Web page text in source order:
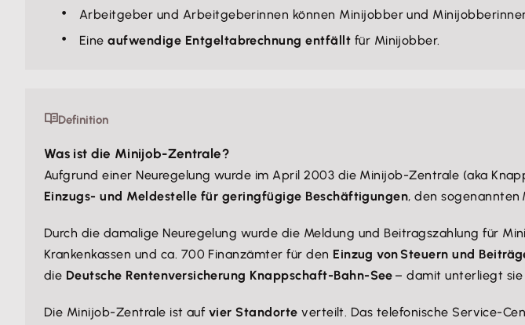
Arbeitgeber und Arbeitgeberinnen können Minijobber und
Eineaufwendige Entgeltabrechnung entfällt für Minijobber.
Definition
Was ist die Minijob-Zentrale?
Aufgrund einer Neuregelung wurde im April 2003 die Minijob-Zentrale (aka
Einzugs- und Meldestelle für geringfügige Beschäftigungen, den sogenannten
Durch die damalige Neuregelung wurde die Meldung und Beitragszahlung für
Krankenkassen und ca. 700 Finanzämter für den Einzug von Steuern und
die Deutsche Rentenversicherung Knappschaft-Bahn-See – damit unterliegt sie
Die Minijob-Zentrale ist auf vier Standorte verteilt. Das telefonische Service-